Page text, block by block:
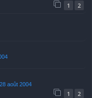
1 2
28 août 2004
1 2